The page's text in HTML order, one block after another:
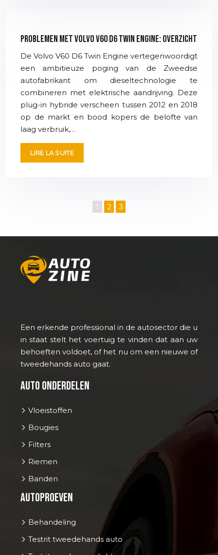
Problemen met Volvo V60 D6 Twin Engine: overzicht
De Volvo V60 D6 Twin Engine vertegenwoordigt
een ambitieuze poging van de Zweedse
autofabrikant om dieseltechnologie te
combineren met elektrische aandrijving. Deze
plug-in hybride verscheen tussen 2012 en 2018
op de markt en bood kopers de belofte van
laag verbruik,…
LIRE LA SUITE
1 2 3
Een erkende professional in de autosector die u
in staat stelt het voertuig te vinden dat aan uw
behoeften voldoet, of het nu om een nieuwe of
tweedehands auto gaat.
Auto onderdelen
Vloeistoffen
Bougies
Filters
Riemen
Banden
Autoproeven
Behandeling
Testrit tweedehands auto